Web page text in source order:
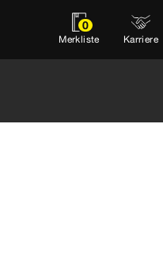
0
Merkliste Karriere